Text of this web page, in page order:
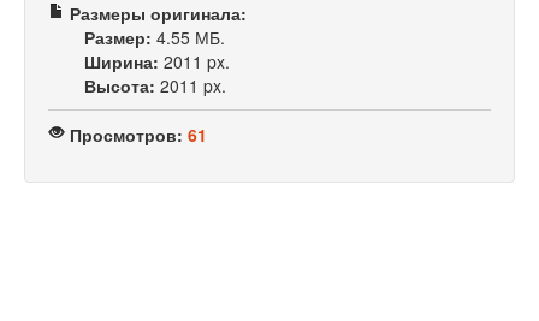
Размеры оригинала:
Размер: 4.55 МБ.
Ширина: 2011 px.
Высота: 2011 px.
Просмотров: 61